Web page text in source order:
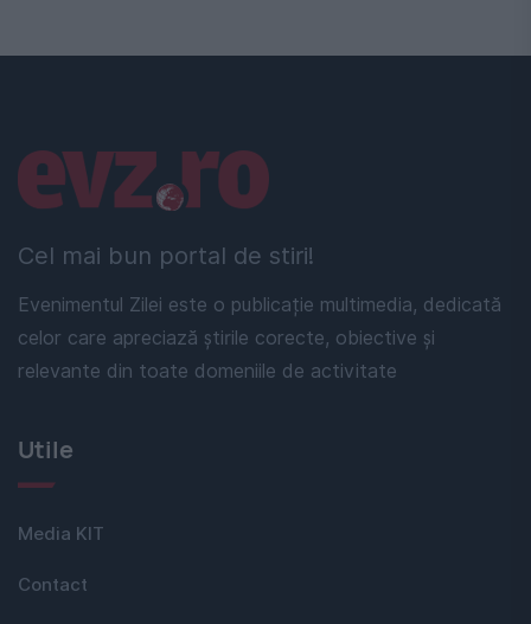
Cel mai bun portal de stiri!
Evenimentul Zilei este o publicație multimedia, dedicată
celor care apreciază știrile corecte, obiective și
relevante din toate domeniile de activitate
Linkuri utile
Utile
Media KIT
Contact